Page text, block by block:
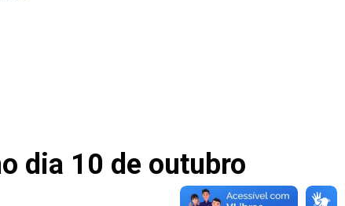
dia 10 de outubro